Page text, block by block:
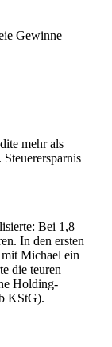
Gewinne
mehr als
Bei 1,8
In den ersten
Michael ein
die teuren
Holding-
KStG).